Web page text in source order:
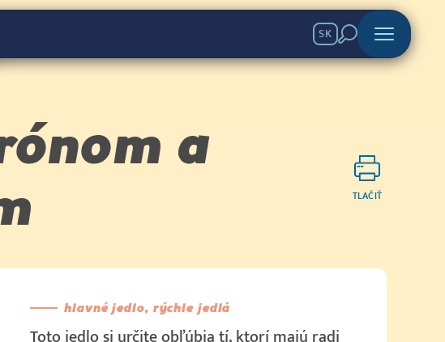
SK
a
TLAČIŤ
hlavné jedlo, rýchle jedlá